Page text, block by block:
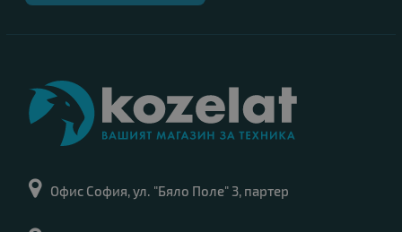
Офис София, ул. "Бяло Поле" 3, партер